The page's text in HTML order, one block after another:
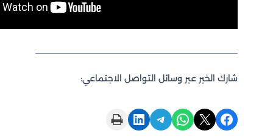
عبر وسائل التواصل الاجتماعي:
Share on Telegram
Share on LinkedIn
Print this Page